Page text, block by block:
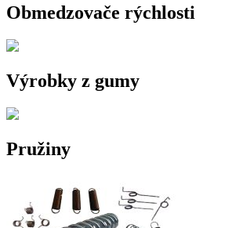
Obmedzovače rýchlosti
Výrobky z gumy
Pružiny